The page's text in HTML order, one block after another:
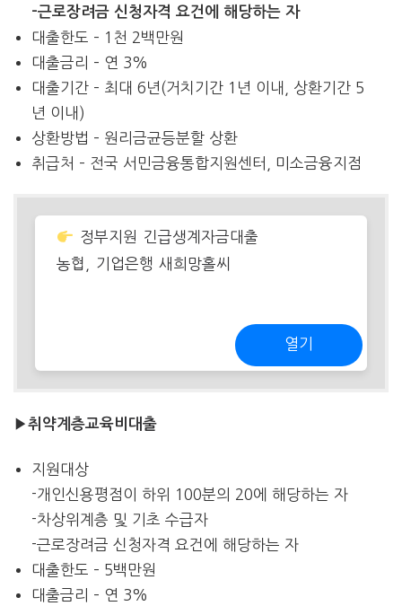
-근로장려금 신청자격 요건에 해당하는 자
대출한도 – 1천 2백만원
대출금리 – 연 3%
대출기간 – 최대 6년(거치기간 1년 이내, 상환기간 5
년 이내)
상환방법 – 원리금균등분할 상환
취급처 – 전국 서민금융통합지원센터, 미소금융지점
정부지원 긴급생계자금대출
농협, 기업은행 새희망홀씨
열기
▶취약계층교육비대출
지원대상
-개인신용평점이 하위 100분의 20에 해당하는 자
-차상위계층 및 기초 수급자
-근로장려금 신청자격 요건에 해당하는 자
대출한도 – 5백만원
대출금리 – 연 3%